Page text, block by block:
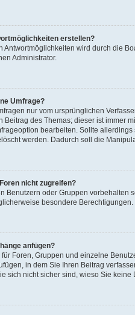
erstellen?
Antwortmöglichkeiten wird durch die
Administrator.
Umfrage?
nur vom ursprünglichen
Beitrag des Themas; dieser ist immer
bearbeiten. Sollte
werden. Dadurch soll die
nicht zugreifen?
Benutzern oder Gruppen
besondere
anfügen?
Foren, Gruppen und einzelne
in dem Sie Ihren Beitrag
sich nicht sicher sind, wieso Sie